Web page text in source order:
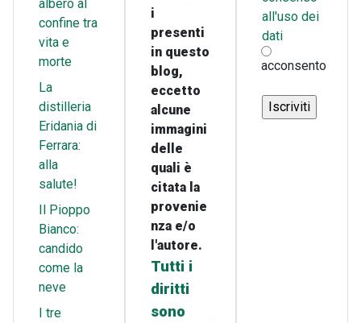
albero al
confine tra
vita e
morte
La
distilleria
Eridania di
Ferrara:
alla
salute!
Il Pioppo
Bianco:
candido
come la
neve
I tre
i
presenti
in questo
blog,
eccetto
alcune
immagini
delle
quali è
citata la
provenie
nza e/o
l'autore.
Tutti i
diritti
sono
all'uso dei
dati
acconsento